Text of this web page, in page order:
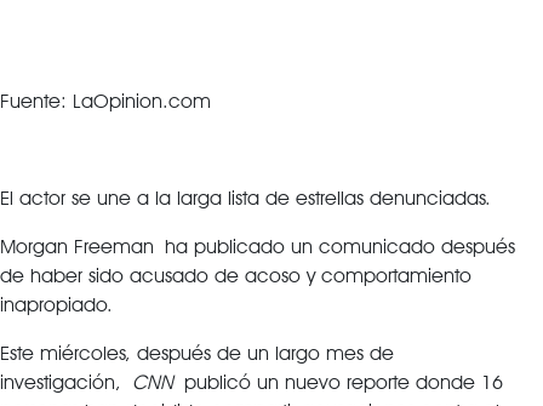
Fuente: LaOpinion.com
El actor se une a la larga lista de estrellas denunciadas.
Morgan Freeman ha publicado un comunicado después
de haber sido acusado de acoso y comportamiento
inapropiado.
Este miércoles, después de un largo mes de
investigación, CNNpublicó un nuevo reporte donde 16